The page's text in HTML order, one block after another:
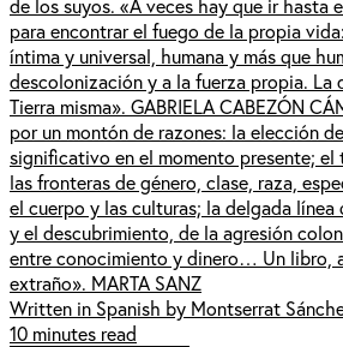
para encontrar el fuego de la propia
íntima y universal, humana y más que
descolonización y a la fuerza propia. La
Tierra misma». GABRIELA CABEZÓN
por un montón de razones: la elección
significativo en el momento presente; el
las fronteras de género, clase, raza,
el cuerpo y las culturas; la delgada línea
y el descubrimiento, de la agresión
entre conocimiento y dinero… Un libro,
extraño». MARTA SANZ
Written in Spanish by Montserrat
10 minutes read